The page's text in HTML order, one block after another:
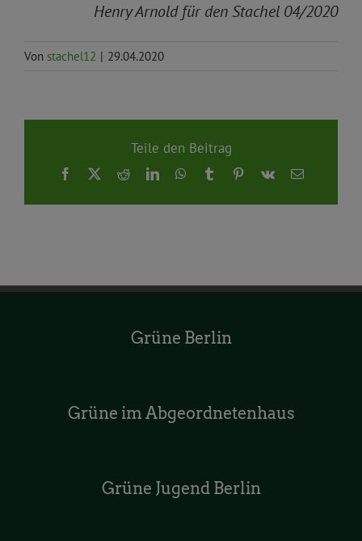
Henry Arnold für den Stachel 04/2020
Von stachel12 | 29.04.2020
Teile den Beitrag
Facebook
X RedditLinkedInWhatsApp
TumblrPinterest
Vk
E-
Grüne Berlin
Grüne im Abgeordnetenhaus
Grüne Jugend Berlin